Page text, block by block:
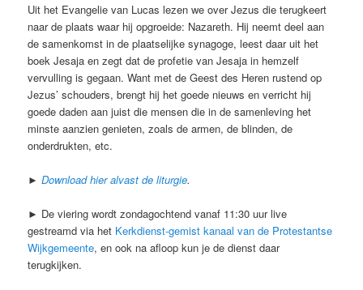
Uit het Evangelie van Lucas lezen we over Jezus die terugkeert
naar de plaats waar hij opgroeide: Nazareth. Hij neemt deel aan
de samenkomst in de plaatselijke synagoge, leest daar uit het
boek Jesaja en zegt dat de profetie van Jesaja in hemzelf
vervulling is gegaan. Want met de Geest des Heren rustend op
Jezus’ schouders, brengt hij het goede nieuws en verricht hij
goede daden aan juist die mensen die in de samenleving het
minste aanzien genieten, zoals de armen, de blinden, de
onderdrukten, etc.
►Download hier alvast de liturgie.
► De viering wordt zondagochtend vanaf 11:30 uur live
gestreamd via het Kerkdienst-gemist kanaal van de Protestantse
Wijkgemeente, en ook na afloop kun je de dienst daar
terugkijken.